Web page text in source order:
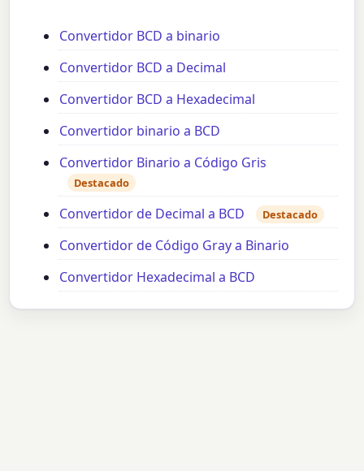
Convertidor BCD a binario
Convertidor BCD a Decimal
Convertidor BCD a Hexadecimal
Convertidor binario a BCD
Convertidor Binario a Código Gris
Destacado
Convertidor de Decimal a BCD Destacado
Convertidor de Código Gray a Binario
Convertidor Hexadecimal a BCD